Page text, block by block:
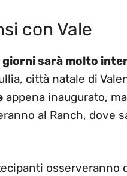
con Vale
giorni sarà molto
città natale di
appena inaugurato,
al Ranch, dove